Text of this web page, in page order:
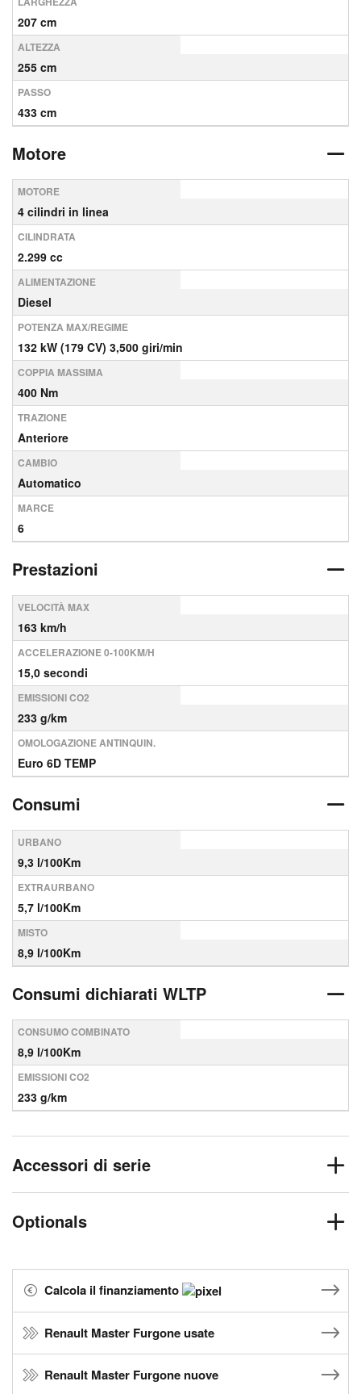
207 cm
ALTEZZA
255 cm
PASSO
433 cm
Motore
MOTORE
4 cilindri in linea
CILINDRATA
2.299 cc
ALIMENTAZIONE
Diesel
POTENZA MAX/REGIME
132 kW (179 CV) 3,500 giri/min
COPPIA MASSIMA
400 Nm
TRAZIONE
Anteriore
CAMBIO
Automatico
MARCE
6
Prestazioni
VELOCITÀ MAX
163 km/h
ACCELERAZIONE 0-100KM/H
15,0 secondi
EMISSIONI CO2
233 g/km
OMOLOGAZIONE ANTINQUIN.
Euro 6D TEMP
Consumi
URBANO
9,3 l/100Km
EXTRAURBANO
5,7 l/100Km
MISTO
8,9 l/100Km
Consumi dichiarati WLTP
CONSUMO COMBINATO
8,9 l/100Km
EMISSIONI CO2
233 g/km
Accessori di serie
Optionals
Calcola il finanziamento
Renault Master Furgone usate
Renault Master Furgone nuove